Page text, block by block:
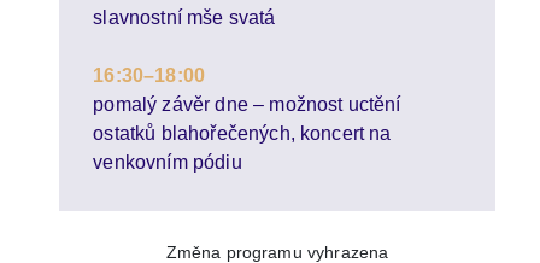
slavnostní mše svatá
16:30–18:00
pomalý závěr dne – možnost uctění
ostatků blahořečených, koncert na
venkovním pódiu
Změna programu vyhrazena